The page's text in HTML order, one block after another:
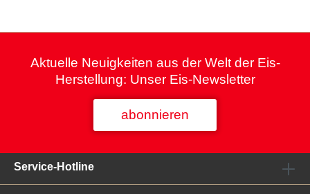
Aktuelle Neuigkeiten aus der Welt der Eis-
Herstellung: Unser Eis-Newsletter
abonnieren
Service-Hotline